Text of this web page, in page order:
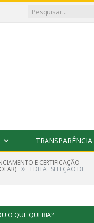
TRANSPARÊNCIA
E CERTIFICAÇÃO
» EDITAL SELEÇÃO DE
O QUE QUERIA?